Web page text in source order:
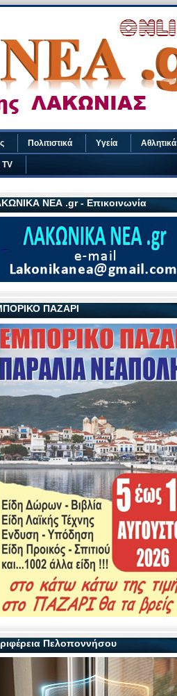
ΝΕΑ .gr - Επικοινωνία
ΠΑΖΑΡΙ
Πελοποννήσου
Πολιτιστικά Υγεία Αθλητικά